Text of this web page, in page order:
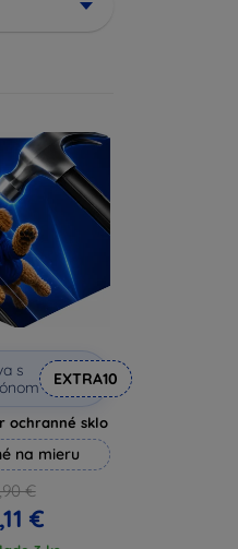
s
EXTRA10
ochranné sklo
na mieru
€
€